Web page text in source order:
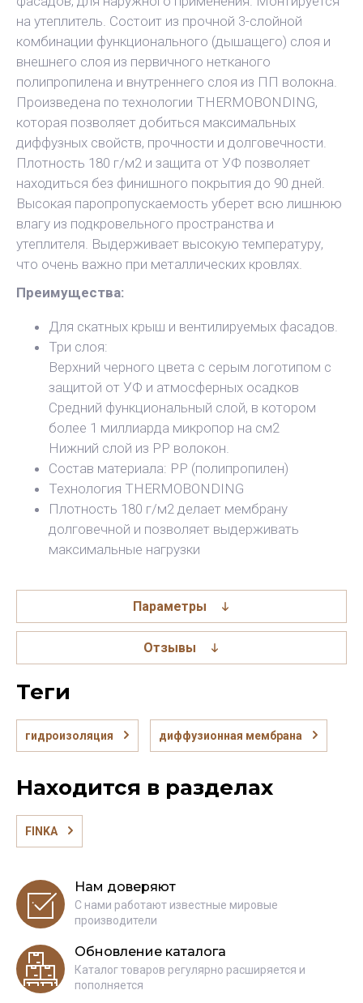
на утеплитель. Состоит из прочной 3-слойной
комбинации функционального (дышащего) слоя и
внешнего слоя из первичного нетканого
полипропилена и внутреннего слоя из ПП волокна.
Произведена по технологии THERMOBONDING,
которая позволяет добиться максимальных
диффузных свойств, прочности и долговечности.
Плотность 180 г/м2 и защита от УФ позволяет
находиться без финишного покрытия до 90 дней.
Высокая паропропускаемость уберет всю лишнюю
влагу из подкровельного пространства и
утеплителя. Выдерживает высокую температуру,
что очень важно при металлических кровлях.
Преимущества:
Для скатных крыш и вентилируемых фасадов.
Три слоя:
Верхний черного цвета с серым логотипом с
защитой от УФ и атмосферных осадков
Средний функциональный слой, в котором
более 1 миллиарда микропор на см2
Нижний слой из РР волокон.
Состав материала: РР (полипропилен)
Технология THERMOBONDING
Плотность 180 г/м2 делает мембрану
долговечной и позволяет выдерживать
максимальные нагрузки
Параметры
Отзывы
теги
гидроизоляция диффузионная мембрана
Находится в разделах
FINKA
Нам доверяют
С нами работают известные мировые
производители
Обновление каталога
Каталог товаров регулярно расширяется и
пополняется